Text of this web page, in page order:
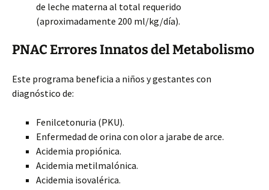
de leche materna al total requerido
(aproximadamente 200 ml/kg/día).
PNAC Errores Innatos del Metabolismo
Este programa beneficia a niños y gestantes con
diagnóstico de:
Fenilcetonuria (PKU).
Enfermedad de orina con olor a jarabe de arce.
Acidemia propiónica.
Acidemia metilmalónica.
Acidemia isovalérica.